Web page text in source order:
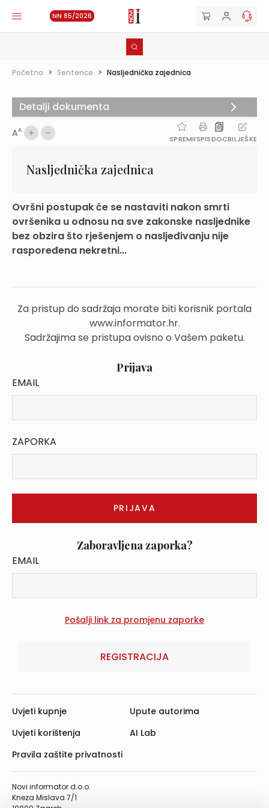
NN 85/2026
Početna > Sentence > Nasljednička zajednica
AA
SPREMIISPISDOCBILJEŠKE
Nasljednička zajednica
Ovršni postupak će se nastaviti nakon smrti
ovršenika u odnosu na sve zakonske nasljednike
bez obzira što rješenjem o nasljeđivanju nije
raspoređena nekretni...
Za pristup do sadržaja morate biti korisnik portala
www.informator.hr.
Sadržajima se pristupa ovisno o Vašem paketu.
Prijava
EMAIL
ZAPORKA
Zaboravljena zaporka?
EMAIL
REGISTRACIJA
Detalji dokumenta
Novi informator d.o.o.
Kneza Mislava 7/1
Uvjeti kupnje
Uvjeti korištenja
Pravila zaštite privatnosti
Upute autorima
AI Lab